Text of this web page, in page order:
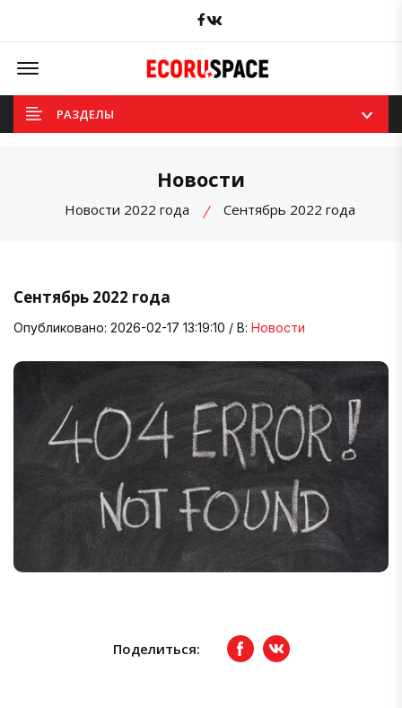
Facebook
Offcanvas Menu Open
РАЗДЕЛЫ
Новости
Новости 2022 года Сентябрь 2022 года
Сентябрь 2022 года
Опубликовано: 2026-02-17 13:19:10 / В: Новости
Поделиться: FacebookвКонтакте